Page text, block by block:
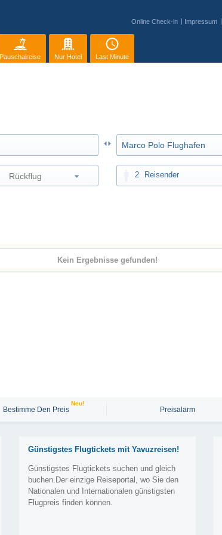
Online Check-in Impressum
Pauschalreise Nur Hotel Last Minute
2 Reisender
Kein Ergebnisse gefunden!
Bestimme Den Preis
Neu!
Preisalarm
Günstigstes Flugtickets mit Yavuzreisen!
Günstigstes Flugtickets suchen und gleich
buchen.Der einzige Reiseportal, wo Sie den
Nationalen und Internationalen günstigsten
Flugpreis finden können.